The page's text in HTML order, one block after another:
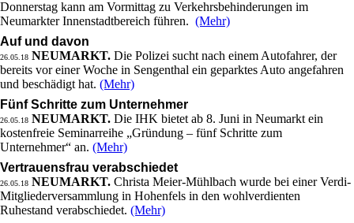
Donnerstag kann am Vormittag zu Verkehrsbehinderungen im
Neumarkter Innenstadtbereich führen. (Mehr)
Auf und davon
26.05.18 NEUMARKT. Die Polizei sucht nach einem Autofahrer, der
bereits vor einer Woche in Sengenthal ein geparktes Auto angefahren
und beschädigt hat. (Mehr)
Fünf Schritte zum Unternehmer
26.05.18 NEUMARKT. Die IHK bietet ab 8. Juni in Neumarkt ein
kostenfreie Seminarreihe „Gründung – fünf Schritte zum
Unternehmer“ an. (Mehr)
Vertrauensfrau verabschiedet
26.05.18 NEUMARKT. Christa Meier-Mühlbach wurde bei einer Verdi-
Mitgliederversammlung in Hohenfels in den wohlverdienten
Ruhestand verabschiedet. (Mehr)